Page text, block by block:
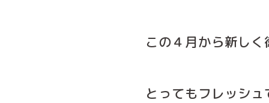
この４月から新し
とってもフレッシ